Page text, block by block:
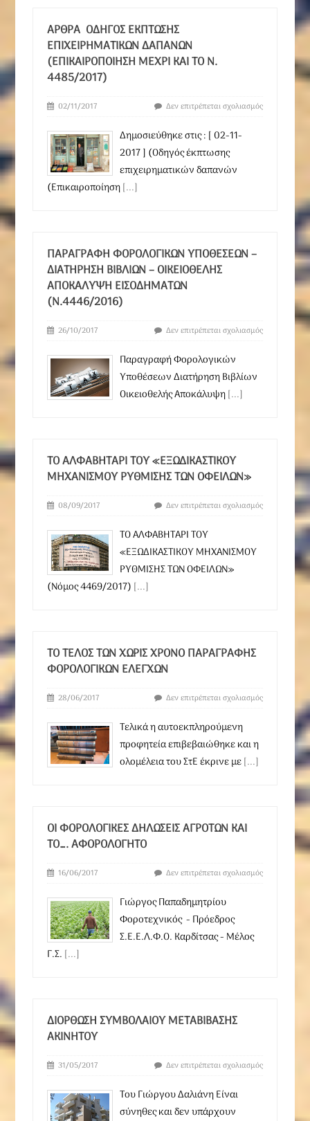
ΆΡΘΡΑ ΟΔΗΓΌΣ ΈΚΠΤΩΣΗΣ
ΕΠΙΧΕΙΡΗΜΑΤΙΚΏΝ ΔΑΠΑΝΏΝ
(ΕΠΙΚΑΙΡΟΠΟΊΗΣΗ ΜΈΧΡΙ ΚΑΙ ΤΟ Ν.
4485/2017)
02/11/2017 Δεν επιτρέπεται σχολιασμός
Δημοσιεύθηκε στις : [ 02-11-
2017 ] (Οδηγός έκπτωσης
επιχειρηματικών δαπανών
(Επικαιροποίηση[...]
ΠΑΡΑΓΡΑΦΉ ΦΟΡΟΛΟΓΙΚΏΝ ΥΠΟΘΈΣΕΩΝ –
ΔΙΑΤΉΡΗΣΗ ΒΙΒΛΊΩΝ – ΟΙΚΕΙΟΘΕΛΉΣ
ΑΠΟΚΆΛΥΨΗ ΕΙΣΟΔΗΜΆΤΩΝ
(Ν.4446/2016)
26/10/2017 Δεν επιτρέπεται σχολιασμός
Παραγραφή Φορολογικών
Υποθέσεων Διατήρηση Βιβλίων
Οικειοθελής Αποκάλυψη[...]
ΤΟ ΑΛΦΑΒΗΤΑΡΙ ΤΟΥ «ΕΞΩΔΙΚΑΣΤΙΚΟΥ
ΜΗΧΑΝΙΣΜΟΥ ΡΥΘΜΙΣΗΣ ΤΩΝ ΟΦΕΙΛΩΝ»
08/09/2017 Δεν επιτρέπεται σχολιασμός
ΤΟ ΑΛΦΑΒΗΤΑΡΙ ΤΟΥ
«ΕΞΩΔΙΚΑΣΤΙΚΟΥ ΜΗΧΑΝΙΣΜΟΥ
ΡΥΘΜΙΣΗΣ ΤΩΝ ΟΦΕΙΛΩΝ»
(Νόμος 4469/2017) [...]
ΤΟ ΤΈΛΟΣ ΤΩΝ ΧΩΡΊΣ ΧΡΌΝΟ ΠΑΡΑΓΡΑΦΉΣ
ΦΟΡΟΛΟΓΙΚΏΝ ΕΛΈΓΧΩΝ
28/06/2017 Δεν επιτρέπεται σχολιασμός
Τελικά η αυτοεκπληρούμενη
προφητεία επιβεβαιώθηκε και η
ολομέλεια του ΣτΕ έκρινε με[...]
ΟΙ ΦΟΡΟΛΟΓΙΚΈΣ ΔΗΛΏΣΕΙΣ ΑΓΡΟΤΏΝ ΚΑΙ
ΤΟ…. ΑΦΟΡΟΛΌΓΗΤΟ
16/06/2017 Δεν επιτρέπεται σχολιασμός
Γιώργος Παπαδημητρίου
Φοροτεχνικός - Πρόεδρος
Σ.Ε.Ε.Λ.Φ.Ο. Καρδίτσας - Μέλος
Γ.Σ. [...]
ΔΙΌΡΘΩΣΗ ΣΥΜΒΟΛΑΊΟΥ ΜΕΤΑΒΊΒΑΣΗΣ
ΑΚΙΝΉΤΟΥ
31/05/2017 Δεν επιτρέπεται σχολιασμός
Του Γιώργου Δαλιάνη Είναι
σύνηθες και δεν υπάρχουν